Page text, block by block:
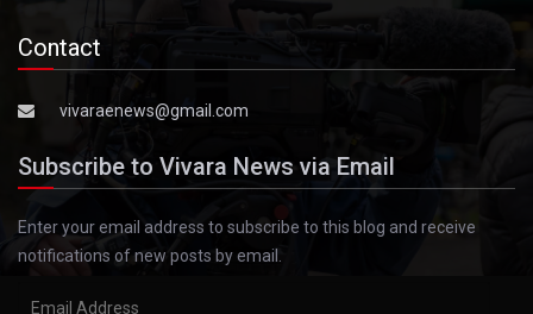
Contact
vivaraenews@gmail.com
Subscribe to Vivara News via Email
Enter your email address to subscribe to this blog and receive
notifications of new posts by email.